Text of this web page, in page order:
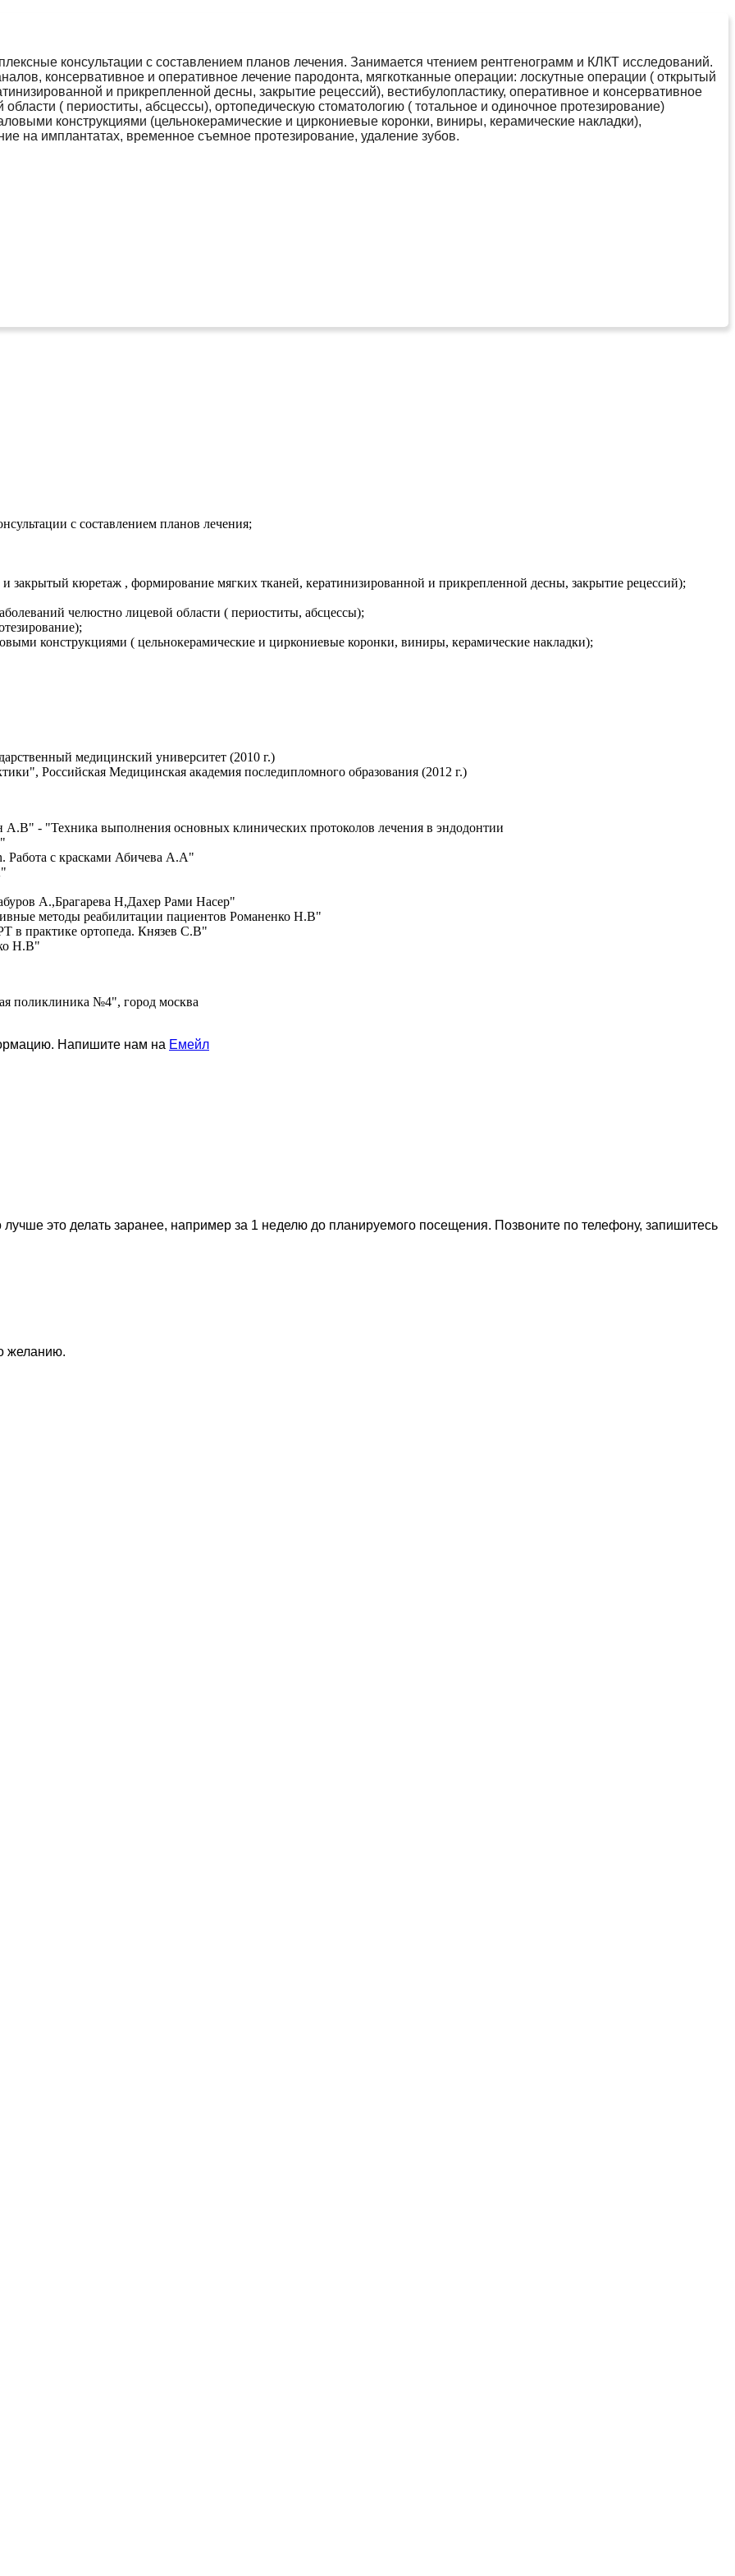
консультации с составлением планов лечения. Занимается чтением рентгенограмм и КЛКТ исследований.
консервативное и оперативное лечение пародонта, мягкотканные операции: лоскутные операции ( открытый
и прикрепленной десны, закрытие рецессий), вестибулопластику, оперативное и консервативное
( периоститы, абсцессы), ортопедическую стоматологию ( тотальное и одиночное протезирование)
конструкциями (цельнокерамические и циркониевые коронки, виниры, керамические накладки),
на имплантатах, временное съемное протезирование, удаление зубов.
с составлением планов лечения;
закрытый кюретаж , формирование мягких тканей, кератинизированной и прикрепленной десны, закрытие рецессий);
челюстно лицевой области ( периоститы, абсцессы);
конструкциями ( цельнокерамические и циркониевые коронки, виниры, керамические накладки);
медицинский университет (2010 г.)
Российская Медицинская академия последипломного образования (2012 г.)
- "Техника выполнения основных клинических протоколов лечения в эндодонтии
Работа с красками Абичева А.А"
А.,Брагарева Н,Дахер Рами Насер"
методы реабилитации пациентов Романенко Н.В"
в практике ортопеда. Князев С.В"
Н.В"
поликлиника №4", город москва
Напишите нам на Емейл
это делать заранее, например за 1 неделю до планируемого посещения. Позвоните по телефону, запишитесь
желанию.